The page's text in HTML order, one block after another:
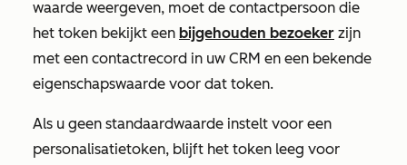
waarde weergeven, moet de contactpersoon die
het token bekijkt een bijgehouden bezoeker zijn
met een contactrecord in uw CRM en een bekende
eigenschapswaarde voor dat token.
Als u geen standaardwaarde instelt voor een
personalisatietoken, blijft het token leeg voor